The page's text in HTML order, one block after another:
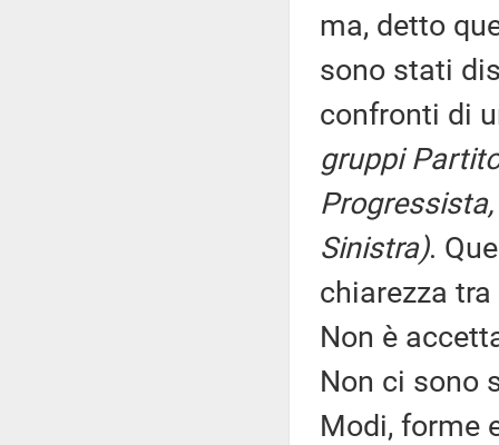
ma, detto
sono stati
confronti di
gruppi
Sinistra).
chiarezza
Non è
Non ci sono
Modi, forme